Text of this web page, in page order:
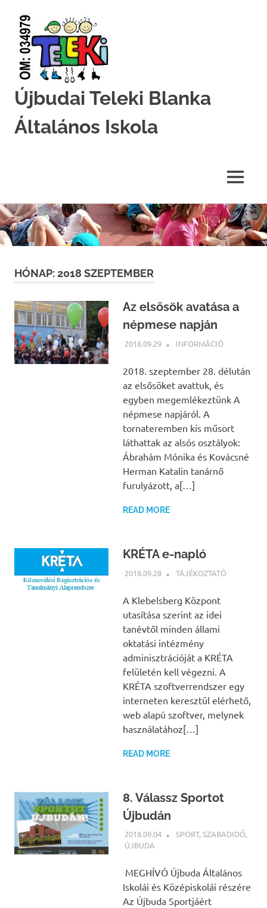
Skip
to
content
Újbudai Teleki Blanka
Általános Iskola
MENU
HÓNAP:2018 SZEPTEMBER
Az elsősök avatása a
népmese napján
2018.09.29 NBEA
INFORMÁCIÓ
2018. szeptember 28. délután
az elsősöket avattuk, és
egyben megemlékeztünk A
népmese napjáról. A
tornateremben kis műsort
láthattak az alsós osztályok:
Ábrahám Mónika és Kovácsné
Herman Katalin tanárnő
furulyázott, a[…]
READ MORE
KRÉTA e-napló
2018.09.28 NBEA
TÁJÉKOZTATÓ
A Klebelsberg Központ
utasítása szerint az idei
tanévtől minden állami
oktatási intézmény
adminisztrációját a KRÉTA
felületén kell végezni. A
KRÉTA szoftverrendszer egy
interneten keresztül elérhető,
web alapú szoftver, melynek
használatához[…]
READ MORE
8. Válassz Sportot
Újbudán
2018.09.04 NBEA
SPORT,SZABADIDŐ,
ÚJBUDA
MEGHÍVÓ Újbuda Általános
Iskolái és Középiskolái részére
Az Újbuda Sportjáért